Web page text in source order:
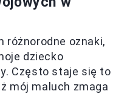
różnorodne oznaki,
dziecko
Często staje się to
mój maluch zmaga